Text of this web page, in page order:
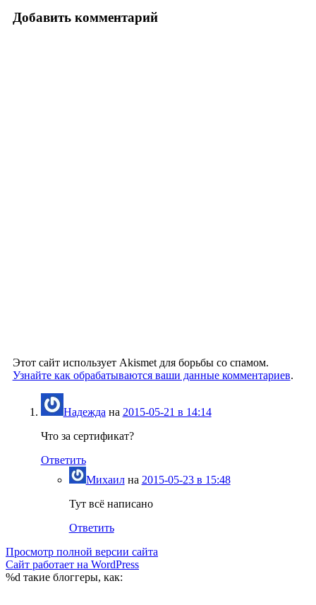
Добавить комментарий
Этот сайт использует Akismet для борьбы со спамом.
Узнайте как обрабатываются ваши данные комментариев.
Надежда на 2015-05-21 в 14:14
Что за сертификат?
Ответить
Михаилна 2015-05-23 в 15:48
Тут всё написано
Ответить
Просмотр полной версии сайта
Сайт работает на WordPress
%d такие блоггеры, как: